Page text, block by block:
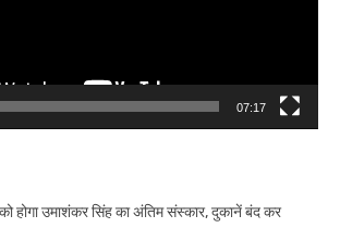
07:17
होगा उमाशंकर सिंह का अंतिम संस्कार, दुकानें बंद कर